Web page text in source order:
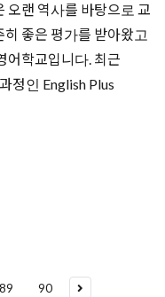
오랜 역사를 바탕으로 교
좋은 평가를 받아왔고
어학교입니다. 최근
정인 English Plus
89 90